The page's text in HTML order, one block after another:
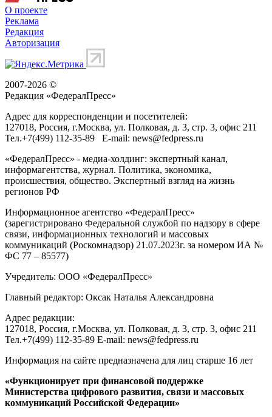
О проекте
Реклама
Редакция
Авторизация
2007-2026 ©
Редакция «ФедералПресс»
Адрес для корреспонденции и посетителей:
127018, Россия, г.Москва, ул. Полковая, д. 3, стр. 3, офис 211
Тел.+7(499) 112-35-89 E-mail: news@fedpress.ru
«ФедералПресс» - медиа-холдинг: экспертный канал,
информагентства, журнал. Политика, экономика,
происшествия, общество. Экспертный взгляд на жизнь
регионов РФ
Информационное агентство «ФедералПресс»
(зарегистрировано Федеральной службой по надзору в сфере
связи, информационных технологий и массовых
коммуникаций (Роскомнадзор) 21.07.2023г. за номером ИА №
ФС 77 – 85577)
Учредитель: ООО «ФедералПресс»
Главный редактор: Оксак Наталья Александровна
Адрес редакции:
127018, Россия, г.Москва, ул. Полковая, д. 3, стр. 3, офис 211
Тел.+7(499) 112-35-89 E-mail: news@fedpress.ru
Информация на сайте предназначена для лиц старше 16 лет
«Функционирует при финансовой поддержке
Министерства цифрового развития, связи и массовых
коммуникаций Российской Федерации»